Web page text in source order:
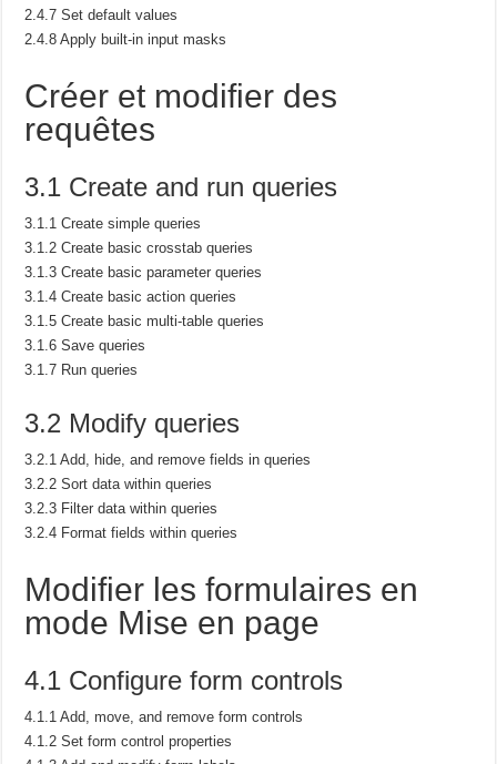
2.4.7 Set default values
2.4.8 Apply built-in input masks
Créer et modifier des
requêtes
3.1 Create and run queries
3.1.1 Create simple queries
3.1.2 Create basic crosstab queries
3.1.3 Create basic parameter queries
3.1.4 Create basic action queries
3.1.5 Create basic multi-table queries
3.1.6 Save queries
3.1.7 Run queries
3.2 Modify queries
3.2.1 Add, hide, and remove fields in queries
3.2.2 Sort data within queries
3.2.3 Filter data within queries
3.2.4 Format fields within queries
Modifier les formulaires en
mode Mise en page
4.1 Configure form controls
4.1.1 Add, move, and remove form controls
4.1.2 Set form control properties